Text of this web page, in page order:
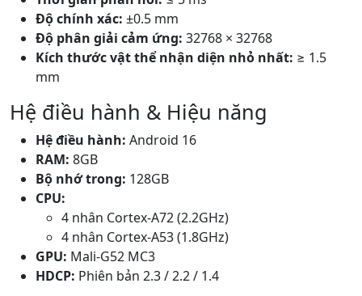
Độ chính xác: ±0.5 mm
Độ phân giải cảm ứng: 32768 × 32768
Kích thước vật thể nhận diện nhỏ nhất: ≥ 1.5
mm
Hệ điều hành & Hiệu năng
Hệ điều hành: Android 16
RAM: 8GB
Bộ nhớ trong: 128GB
CPU:
4 nhân Cortex-A72 (2.2GHz)
4 nhân Cortex-A53 (1.8GHz)
GPU: Mali-G52 MC3
HDCP: Phiên bản 2.3 / 2.2 / 1.4